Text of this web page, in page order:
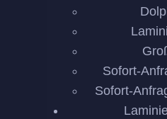
Sofort-
Sofort-